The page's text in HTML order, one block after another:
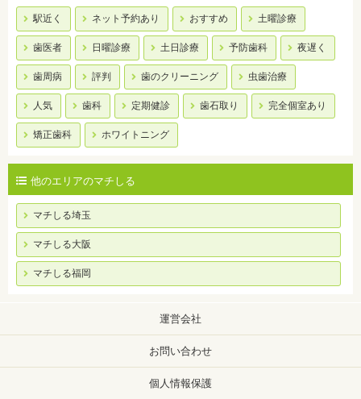
駅近く ネット予約あり おすすめ 土曜診療
歯医者 日曜診療 土日診療 予防歯科 夜遅く
歯周病 評判 歯のクリーニング 虫歯治療
人気 歯科 定期健診 歯石取り 完全個室あり
矯正歯科 ホワイトニング
他のエリアのマチしる
マチしる埼玉
マチしる大阪
マチしる福岡
運営会社
お問い合わせ
個人情報保護